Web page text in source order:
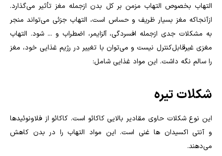
التهاب بخصوص التهاب مزمن بر کل بدن ازجمله مغز تأثیر می‌گذارد.
ازآنجاکه مغز بسیار ظریف و حساس است، التهاب جزئی می‌تواند منجر
به مشکلات جدی ازجمله افسردگی، آلزایمر، اضطراب و ... شود. التهاب
مغزی غیرقابل‌کنترل نیست و می‌توان با تغییر در رژیم غذایی خود، مغز
را سالم نگه داشت. این مواد غذایی شامل:
شکلات تیره
این نوع شکلات حاوی مقادیر بالایی کاکائو است. کاکائو از فلاونوئیدها
و آنتی اکسیدان ها غنی است. این مواد التهاب را در بدن کاهش
می‌دهند.